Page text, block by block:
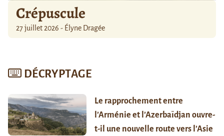
Crépuscule
27 juillet 2026 - Élyne Dragée
DÉCRYPTAGE
Le rapprochement entre
l’Arménie et l’Azerbaïdjan ouvre-
t-il une nouvelle route vers l’Asie